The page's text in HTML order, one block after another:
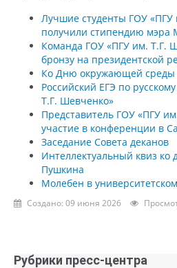
Лучшие студенты ГОУ
получили стипендию мэра
Команда ГОУ «ПГУ им. Т.Г.
бронзу на президентской
Ко Дню окружающей среды
Российский ЕГЭ по
Т.Г. Шевченко»
Представитель ГОУ «ПГУ
участие в конференции в
Заседание Совета деканов
Интеллектуальный квиз
Пушкина
Молебен в
Создано: 09 июня 2026
Рубрики пресс-центра